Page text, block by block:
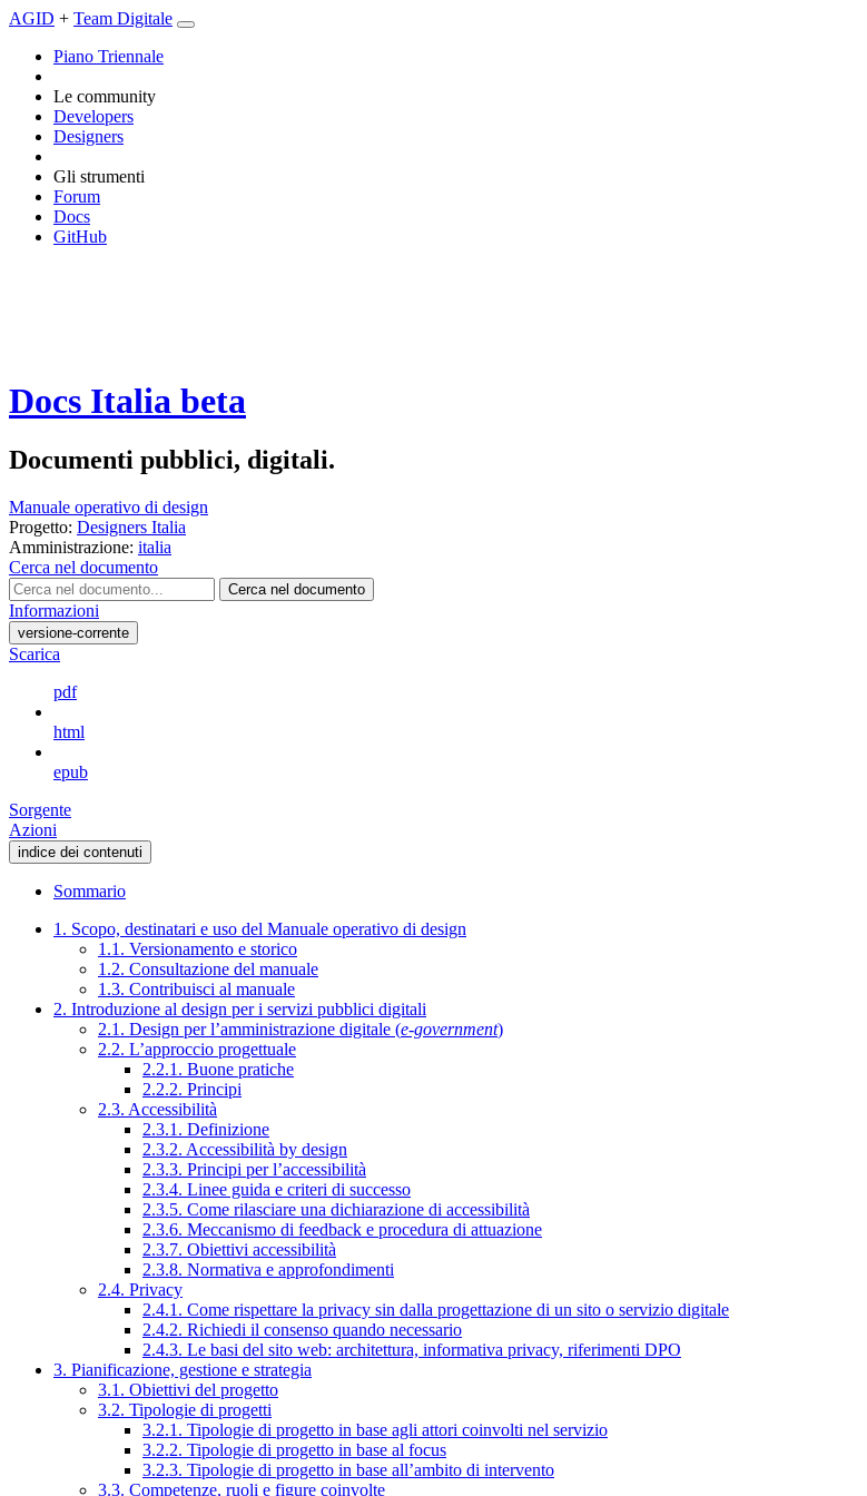
AGID + Team Digitale
Piano Triennale
Le community
Developers
Designers
Gli strumenti
Forum
Docs
GitHub
Docs Italia beta
Documenti pubblici, digitali.
Manuale operativo di design
Progetto: Designers Italia
Amministrazione: italia
Cerca nel documento
Cerca nel documento
Informazioni
versione-corrente
Scarica
pdf
html
epub
Sorgente
Azioni
indice dei contenuti
Sommario
1. Scopo, destinatari e uso del Manuale operativo di design
1.1. Versionamento e storico
1.2. Consultazione del manuale
1.3. Contribuisci al manuale
2. Introduzione al design per i servizi pubblici digitali
2.1. Design per l’amministrazione digitale (e-government)
2.2. L’approccio progettuale
2.2.1. Buone pratiche
2.2.2. Principi
2.3. Accessibilità
2.3.1. Definizione
2.3.2. Accessibilità by design
2.3.3. Principi per l’accessibilità
2.3.4. Linee guida e criteri di successo
2.3.5. Come rilasciare una dichiarazione di accessibilità
2.3.6. Meccanismo di feedback e procedura di attuazione
2.3.7. Obiettivi accessibilità
2.3.8. Normativa e approfondimenti
2.4. Privacy
2.4.1. Come rispettare la privacy sin dalla progettazione di un sito o servizio digitale
2.4.2. Richiedi il consenso quando necessario
2.4.3. Le basi del sito web: architettura, informativa privacy, riferimenti DPO
3. Pianificazione, gestione e strategia
3.1. Obiettivi del progetto
3.2. Tipologie di progetti
3.2.1. Tipologie di progetto in base agli attori coinvolti nel servizio
3.2.2. Tipologie di progetto in base al focus
3.2.3. Tipologie di progetto in base all’ambito di intervento
3.3. Competenze, ruoli e figure coinvolte